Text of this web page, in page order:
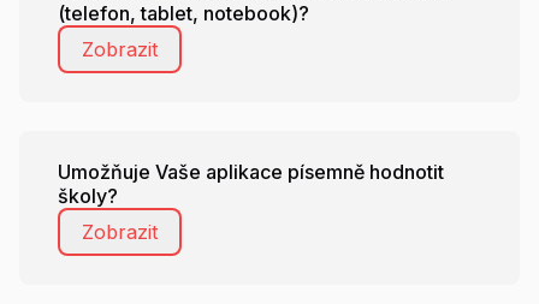
(telefon, tablet, notebook)?
Zobrazit
Umožňuje Vaše aplikace písemně hodnotit
školy?
Zobrazit